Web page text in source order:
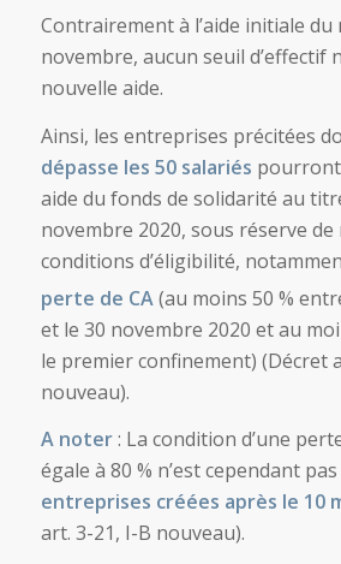
Contrairement à l’aide initiale du
novembre, aucun seuil d’effectif
nouvelle aide.
Ainsi, les entreprises précitées
dépasse les 50 salariés
aide du fonds de solidarité au
novembre 2020, sous réserve
conditions d’éligibilité,
perte de CA(au moins 50 %
et le 30 novembre 2020 et au
le premier confinement) (Décret
nouveau).
A noter: La condition d’une
égale à 80 % n’est cependant
entreprises créées après le 10
art. 3-21, I-B nouveau).